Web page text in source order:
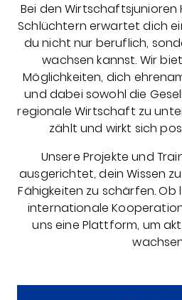
Bei den
Schlüchtern erwartet dich
du nicht nur beruflich,
wachsen kannst. Wir
Möglichkeiten, dich
und dabei sowohl die
regionale Wirtschaft zu
zählt und wirkt sich
Unsere Projekte und
ausgerichtet, dein Wissen
Fähigkeiten zu schärfen.
internationale
uns eine Plattform, um